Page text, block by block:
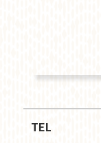
TEL